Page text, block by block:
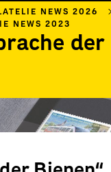
NEWS 2026
NEWS 2023
der